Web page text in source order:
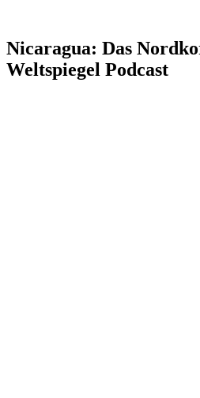
Nicaragua: Das
Weltspiegel Podcast